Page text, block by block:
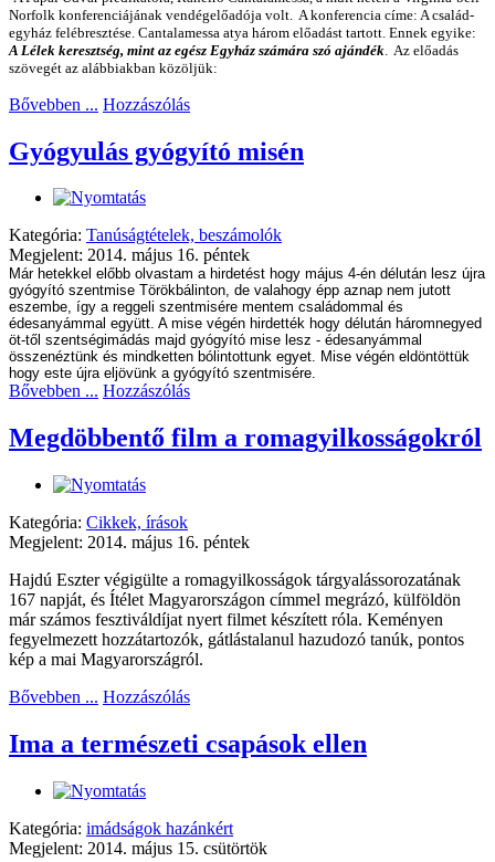
Norfolk konferenciájának vendégelőadója volt. A konferencia címe: A család-
egyház felébresztése. Cantalamessa atya három előadást tartott. Ennek egyike:
A Lélek keresztség, mint az egész Egyház számára szó ajándék Az előadás
szövegét az alábbiakban közöljük:
Bővebben ... Hozzászólás
Gyógyulás gyógyító misén
Kategória: Tanúságtételek, beszámolók
Megjelent: 2014. május 16. péntek
Már hetekkel előbb olvastam a hirdetést hogy május 4-én délután lesz újra
gyógyító szentmise Törökbálinton, de valahogy épp aznap nem jutott
eszembe, így a reggeli szentmisére mentem családommal és
édesanyámmal együtt. A mise végén hirdették hogy délután háromnegyed
öt-től szentségimádás majd gyógyító mise lesz - édesanyámmal
összenéztünk és mindketten bólintottunk egyet. Mise végén eldöntöttük
hogy este újra eljövünk a gyógyító szentmisére.
Bővebben ... Hozzászólás
Megdöbbentő film a romagyilkosságokról
Kategória: Cikkek, írások
Megjelent: 2014. május 16. péntek
Hajdú Eszter végigülte a romagyilkosságok tárgyalássorozatának
167 napját, és Ítélet Magyarországon címmel megrázó, külföldön
már számos fesztiváldíjat nyert filmet készített róla. Keményen
fegyelmezett hozzátartozók, gátlástalanul hazudozó tanúk, pontos
kép a mai Magyarországról.
Bővebben ... Hozzászólás
Ima a természeti csapások ellen
Kategória: imádságok hazánkért
Megjelent: 2014. május 15. csütörtök